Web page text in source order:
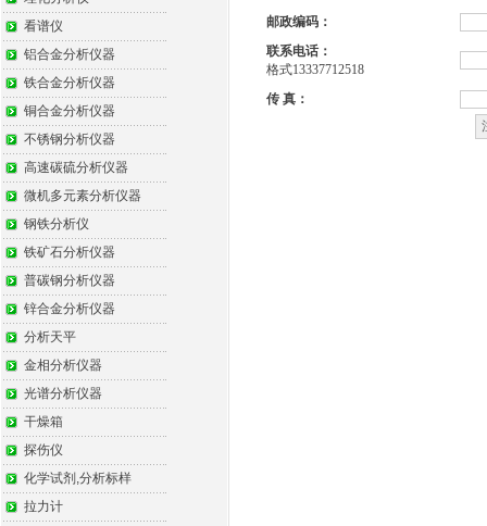
看谱仪
铝合金分析仪器
铁合金分析仪器
铜合金分析仪器
不锈钢分析仪器
高速碳硫分析仪器
微机多元素分析仪器
钢铁分析仪
铁矿石分析仪器
普碳钢分析仪器
锌合金分析仪器
分析天平
金相分析仪器
光谱分析仪器
干燥箱
探伤仪
化学试剂,分析标样
拉力计
邮政编码：
联系电话：
格式13337712518
传 真：